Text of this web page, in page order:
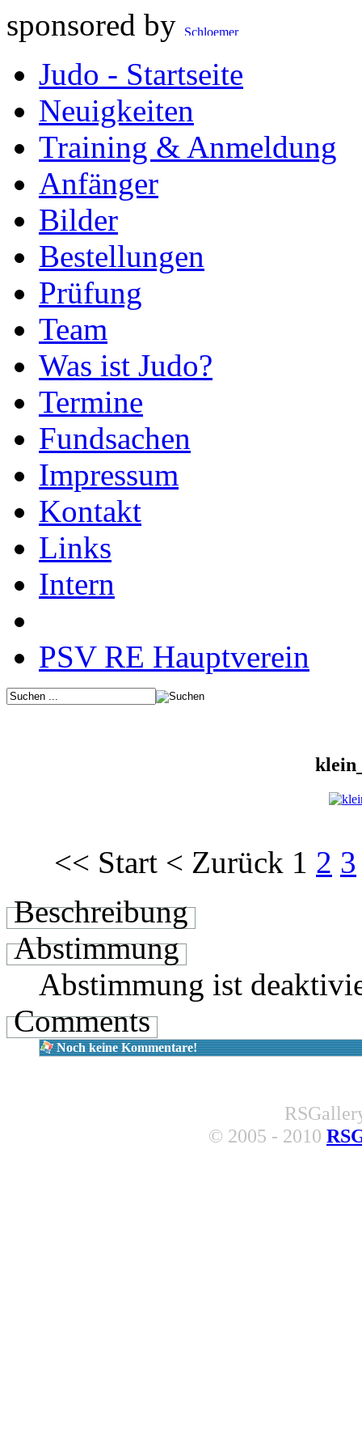
sponsored by
Judo - Startseite
Neuigkeiten
Training & Anmeldung
Anfänger
Bilder
Bestellungen
Prüfung
Team
Was ist Judo?
Termine
Fundsachen
Impressum
Kontakt
Links
Intern
PSV RE Hauptverein
<< Start < Zurück 1 2 3
Beschreibung
Abstimmung
Abstimmung ist
Comments
Noch keine Kommentare!
© 2005 - 2010